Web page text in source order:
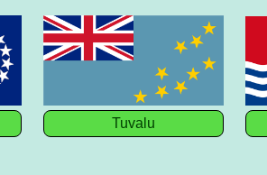
Tuvalu